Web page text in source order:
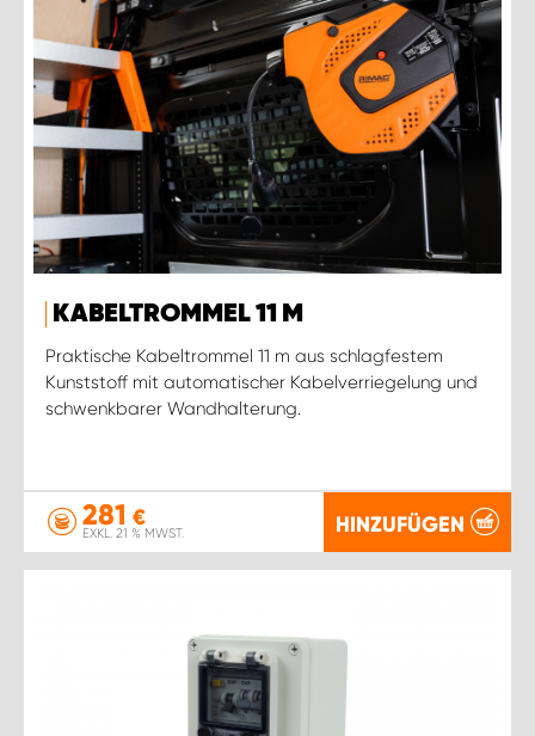
KABELTROMMEL 11 M
Praktische Kabeltrommel 11 m aus schlagfestem
Kunststoff mit automatischer Kabelverriegelung und
schwenkbarer Wandhalterung.
281 €
EXKL. 21 % MWST. HINZUFÜGEN